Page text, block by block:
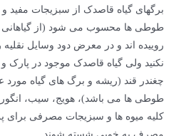
برگهای گیاه قاصدک از سبزیجات مفید و
طوطی ها محسوب می شود (از گیاهانی
روییده اند و در معرض دود وسایل نقلیه
نکنید ولی گیاه قاصدک موجود در
چغندر قند (ریشه و برگ های گیاه مورد
طوطی ها می باشد)، هویج، سیب،
کلیه میوه ها و سبزیجات مصرفی برای